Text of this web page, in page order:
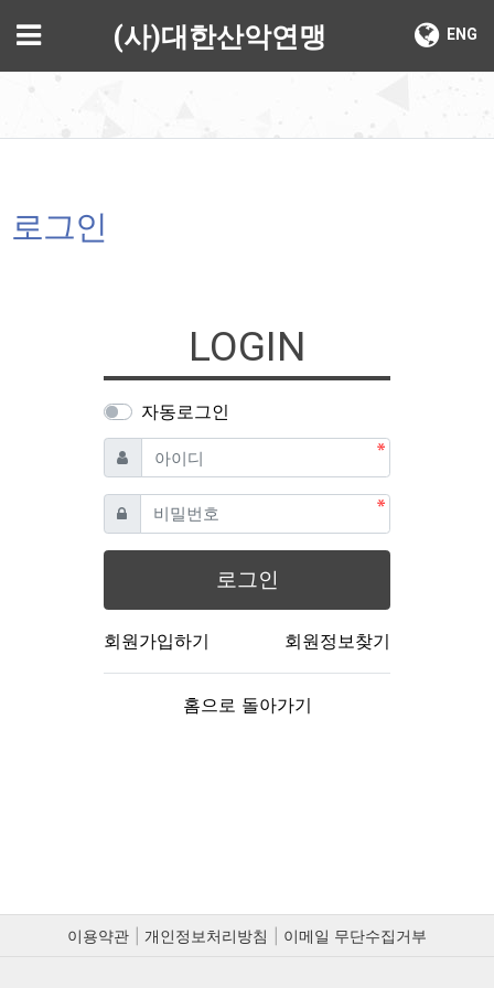
메뉴 ENG
(사)대한산악연맹
로그인
LOGIN
자동로그인
아이디 필수
비밀번호필수
로그인
회원가입하기 회원정보찾기
홈으로 돌아가기
이용약관 개인정보처리방침 이메일 무단수집거부